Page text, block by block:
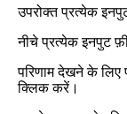
उपरोक्त प्रत्येक
नीचे प्रत्येक इनपुट
परिणाम देखने के लिए
क्लिक करें।